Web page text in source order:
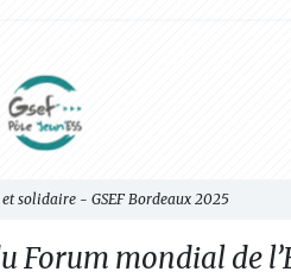
solidaire - GSEF Bordeaux 2025
Forum mondial de